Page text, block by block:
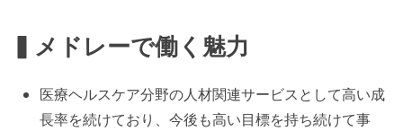
▍メドレーで働く魅力
医療ヘルスケア分野の人材関連サービスとして高い成
長率を続けており、今後も高い目標を持ち続けて事